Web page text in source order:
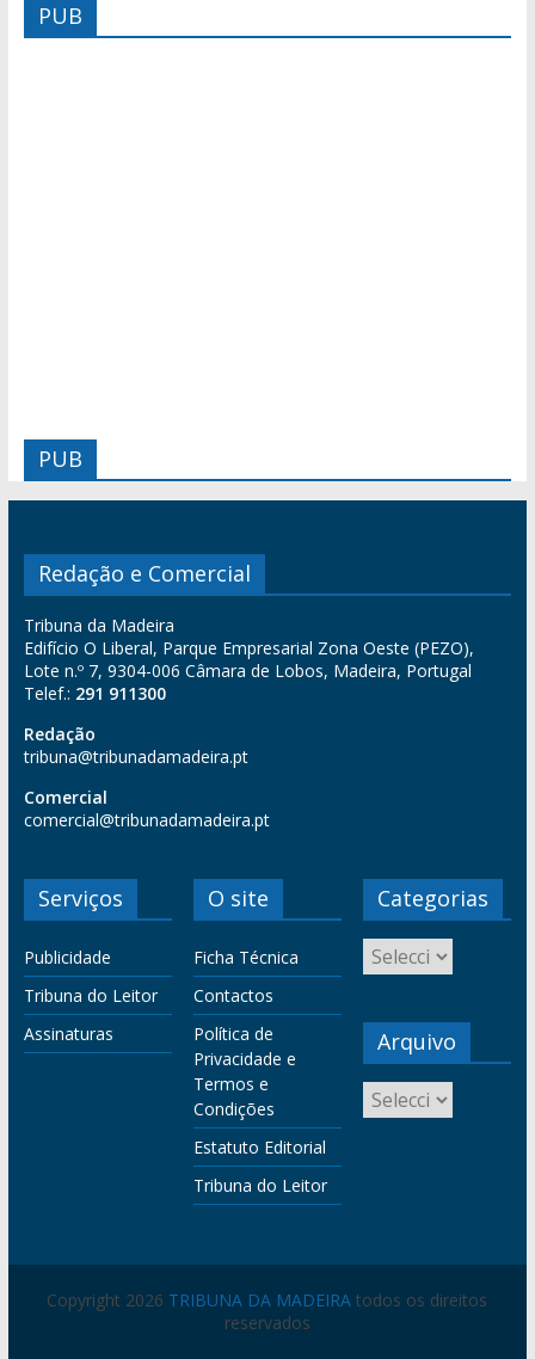
PUB
PUB
Redação e Comercial
Tribuna da Madeira
Edifício O Liberal, Parque Empresarial Zona Oeste (PEZO),
Lote n.º 7, 9304-006 Câmara de Lobos, Madeira, Portugal
Telef.: 291 911300
Redação
tribuna@tribunadamadeira.pt
Comercial
comercial@tribunadamadeira.pt
Serviços
Publicidade
Tribuna do Leitor
Assinaturas
O site
Ficha Técnica
Contactos
Política de
Privacidade e
Termos e
Condições
Estatuto Editorial
Tribuna do Leitor
Categorias
Arquivo
Copyright 2026 TRIBUNA DA MADEIRA todos os direitos
reservados